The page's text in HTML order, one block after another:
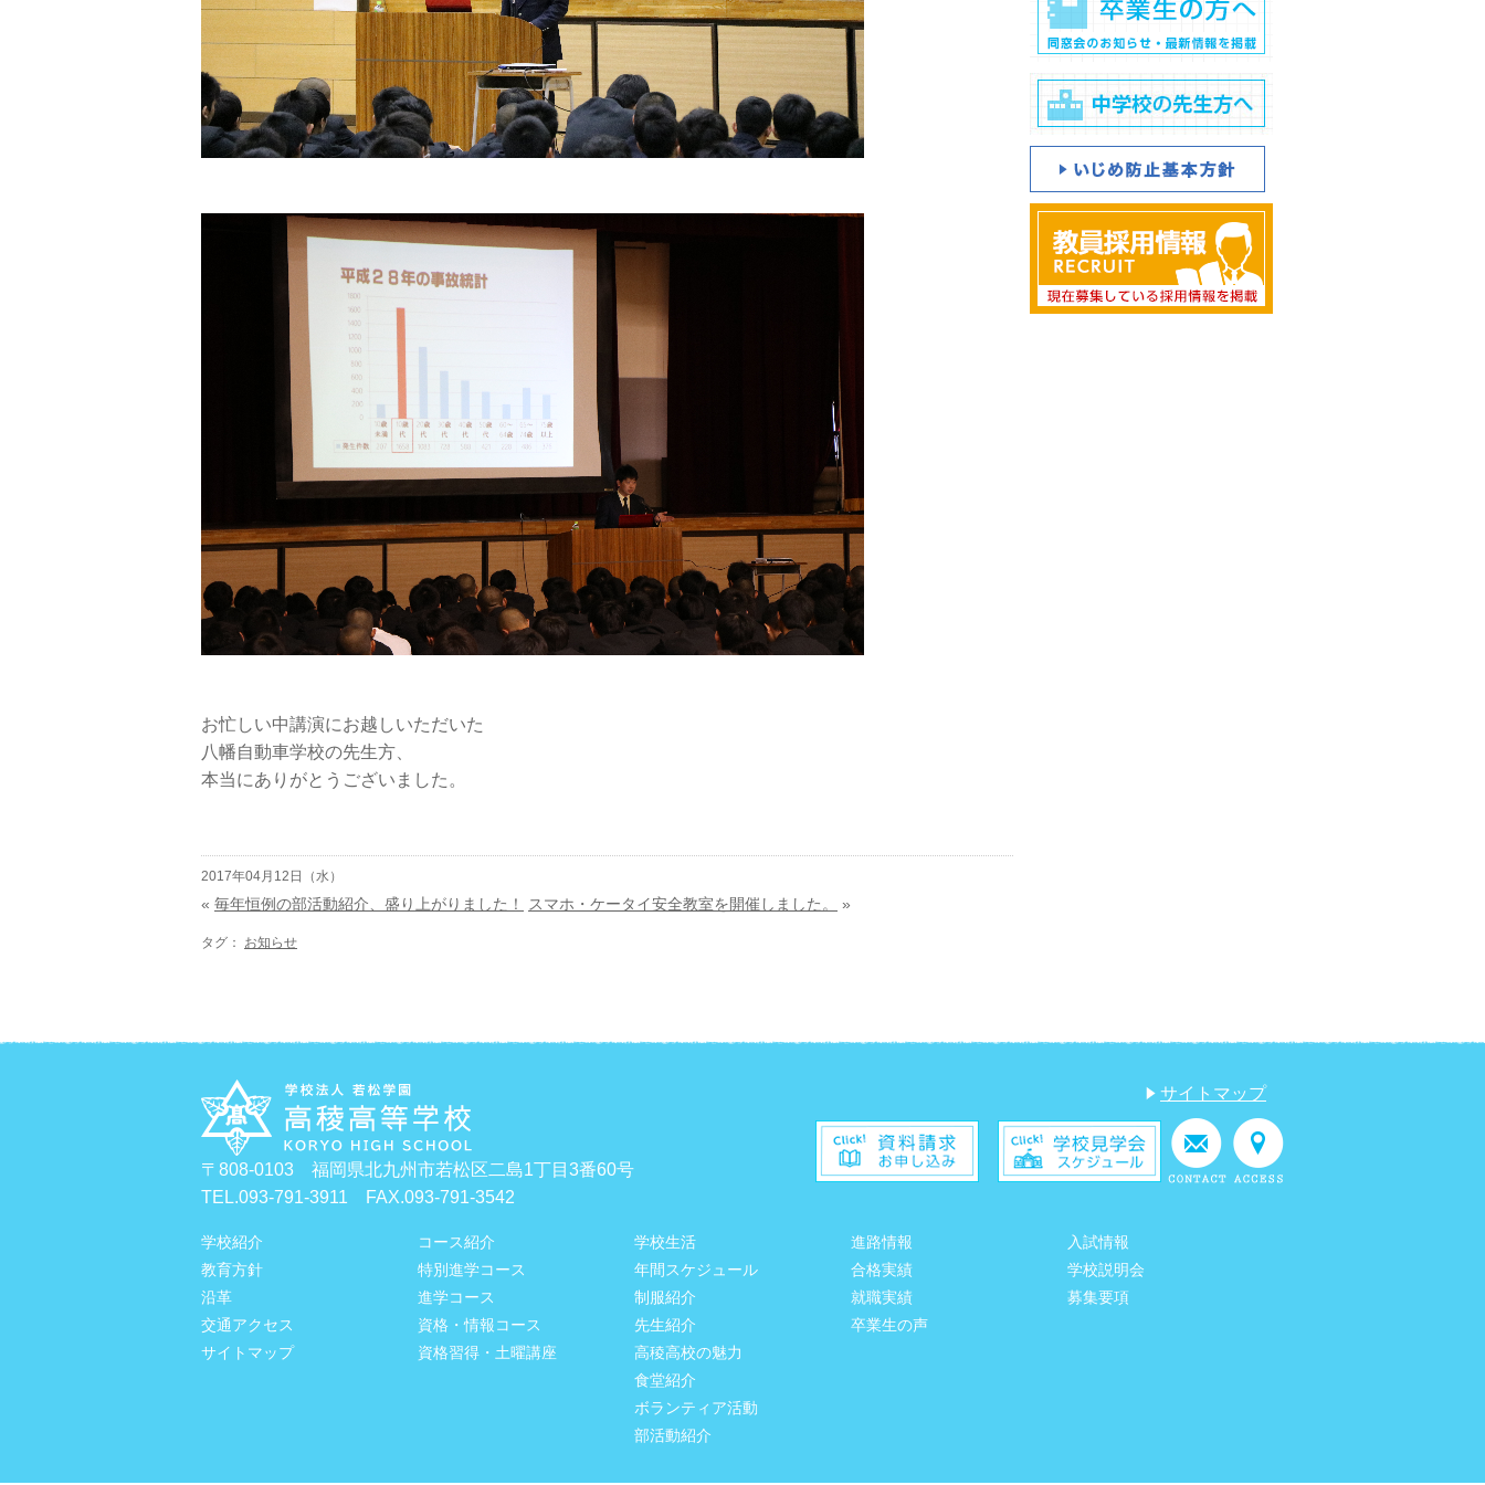
お忙しい中講演にお越しいただいた
八幡自動車学校の先生方、
本当にありがとうございました。
2017年04月12日（水）
« 毎年恒例の部活動紹介、盛り上がりました！ スマホ・ケータイ安全教室を開催しました。 »
タグ： お知らせ
〒808-0103 福岡県北九州市若松区二島1丁目3番60号
TEL.093-791-3911 FAX.093-791-3542
サイトマップ
学校紹介
教育方針
沿革
交通アクセス
サイトマップ
コース紹介
特別進学コース
進学コース
資格・情報コース
資格習得・土曜講座
学校生活
年間スケジュール
制服紹介
先生紹介
高稜高校の魅力
食堂紹介
ボランティア活動
部活動紹介
進路情報
合格実績
就職実績
卒業生の声
入試情報
学校説明会
募集要項